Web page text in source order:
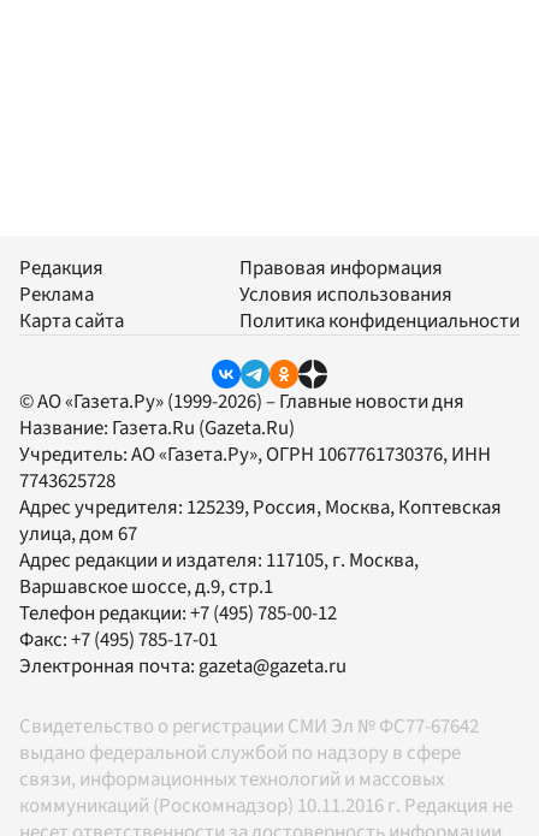
Редакция
Реклама
Карта сайта
Правовая информация
Условия использования
Политика конфиденциальности
© АО «Газета.Ру» (1999-2026) – Главные новости дня
Название: Газета.Ru (Gazeta.Ru)
Учредитель:АО «Газета.Ру», ОГРН 1067761730376, ИНН
7743625728
Адрес учредителя: 125239, Россия, Москва, Коптевская
улица, дом 67
Адрес редакции и издателя: 117105, г. Москва,
Варшавское шоссе, д.9, стр.1
Телефон редакции:+7 (495) 785-00-12
Факс:+7 (495) 785-17-01
Электронная почта: gazeta@gazeta.ru
Свидетельство о регистрации СМИ Эл № ФС77-67642
выдано федеральной службой по надзору в сфере
связи, информационных технологий и массовых
коммуникаций (Роскомнадзор) 10.11.2016 г. Редакция не